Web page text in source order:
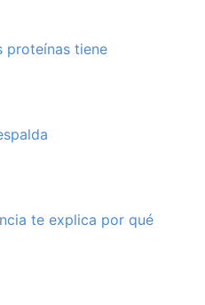
proteínas tiene
te explica por qué